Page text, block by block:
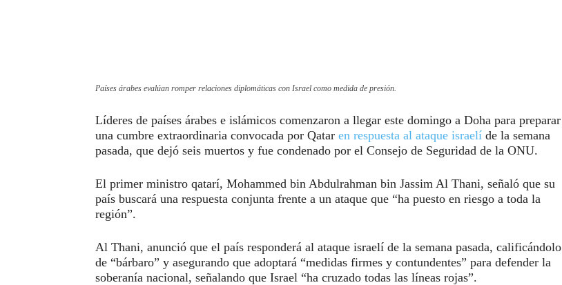
Países árabes evalúan romper relaciones diplomáticas con Israel como medida de presión.
Líderes de países árabes e islámicos comenzaron a llegar este domingo a Doha para preparar
una cumbre extraordinaria convocada por Qatar en respuesta al ataque israelí de la semana
pasada, que dejó seis muertos y fue condenado por el Consejo de Seguridad de la ONU.
El primer ministro qatarí, Mohammed bin Abdulrahman bin Jassim Al Thani, señaló que su
país buscará una respuesta conjunta frente a un ataque que “ha puesto en riesgo a toda la
región”.
Al Thani, anunció que el país responderá al ataque israelí de la semana pasada, calificándolo
de “bárbaro” y asegurando que adoptará “medidas firmes y contundentes” para defender la
soberanía nacional, señalando que Israel “ha cruzado todas las líneas rojas”.